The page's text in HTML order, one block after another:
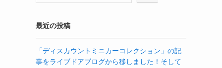
最近の投稿
「ディスカウントミニカーコレクション」の記
事をライブドアブログから移しました！そして